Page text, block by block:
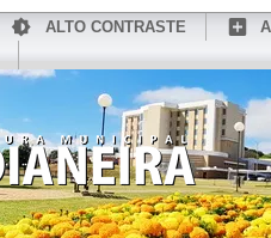
ALTO CONTRASTE